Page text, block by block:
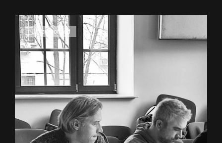
Cat
Links
Uncategorized